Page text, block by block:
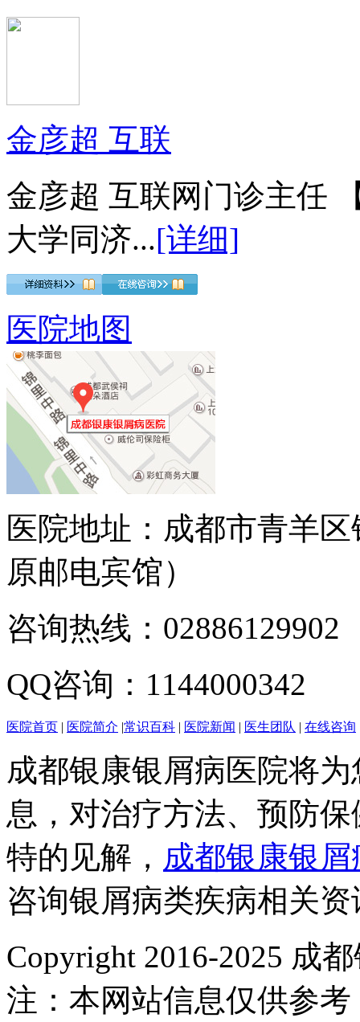
金彦超 互联
金彦超 互联网门诊主任
大学同济...[详细]
医院地图
医院地址：成都市青羊
原邮电宾馆）
咨询热线：02886129902
QQ咨询：1144000342
医院首页 | 医院简介 |常识百科 | 医院新闻 | 医生团队 | 在线咨询
成都银康银屑病医院将
息，对治疗方法、预防
特的见解， 成都银康银
咨询银屑病类疾病相关资
Copyright 2016-2025 成
注：本网站信息仅供参